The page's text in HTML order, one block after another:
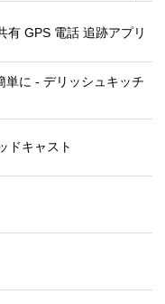
有 GPS 電話 追跡アプリ
単‪に - デリッシュキッチ
ドキャスト